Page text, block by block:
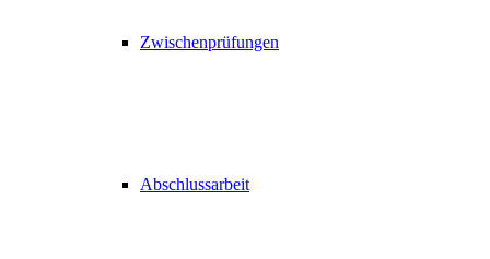
Zwischenprüfungen
Abschlussarbeit